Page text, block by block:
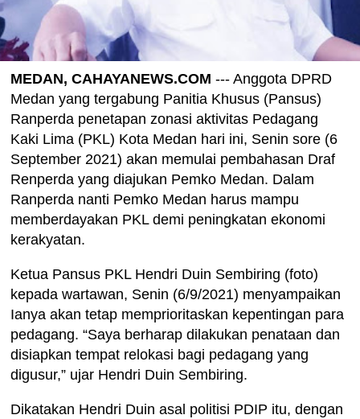
MEDAN, CAHAYANEWS.COM --- Anggota DPRD
Medan yang tergabung Panitia Khusus (Pansus)
Ranperda penetapan zonasi aktivitas Pedagang
Kaki Lima (PKL) Kota Medan hari ini, Senin sore (6
September 2021) akan memulai pembahasan Draf
Renperda yang diajukan Pemko Medan. Dalam
Ranperda nanti Pemko Medan harus mampu
memberdayakan PKL demi peningkatan ekonomi
kerakyatan.
Ketua Pansus PKL Hendri Duin Sembiring (foto)
kepada wartawan, Senin (6/9/2021) menyampaikan
Ianya akan tetap memprioritaskan kepentingan para
pedagang. “Saya berharap dilakukan penataan dan
disiapkan tempat relokasi bagi pedagang yang
digusur,” ujar Hendri Duin Sembiring.
Dikatakan Hendri Duin asal politisi PDIP itu, dengan